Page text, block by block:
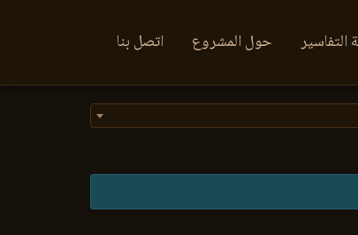
التفاسير حول المشروع اتصل بنا